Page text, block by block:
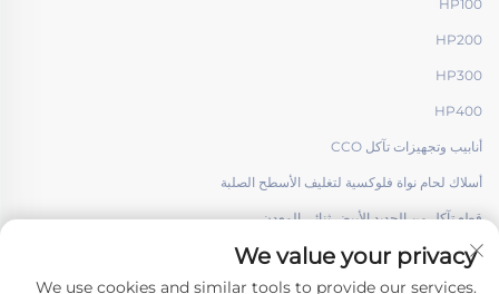
HP100
HP200
HP300
HP400
أنابيب وتجهيزات تآكل CCO
أسلاك لحام نواة فلوكسية لتغليف الأسطح الصلبة
قطع تآكل من الحديد الأبيض ثنائي المعدن
We value your privacy
We use cookies and similar tools to provide our services.